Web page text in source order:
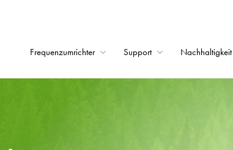
Frequenzumrichter Support Nachhaltigkeit